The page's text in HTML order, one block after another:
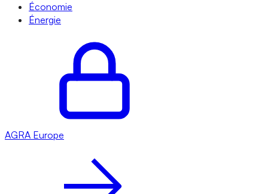
Économie
Énergie
AGRA Europe